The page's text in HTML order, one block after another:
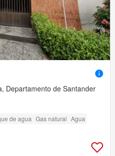
Departamento de Santander
de agua Gas natural Agua